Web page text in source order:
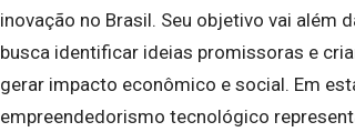
inovação no Brasil. Seu objetivo vai além
busca identificar ideias promissoras e
gerar impacto econômico e social. Em
empreendedorismo tecnológico